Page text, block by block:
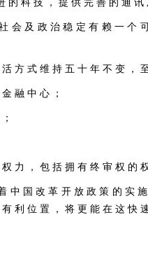
的 科 技 ， 提 供 完 善 的 通 讯
会 及 政 治 稳 定 有 赖 一 个
方 式 维 持 五 十 年 不 变 ，
融 中 心 ；
力 ， 包 括 拥 有 终 审 权 的 权
中 国 改 革 开 放 政 策 的 实
利 位 置 ， 将 更 能 在 这 快